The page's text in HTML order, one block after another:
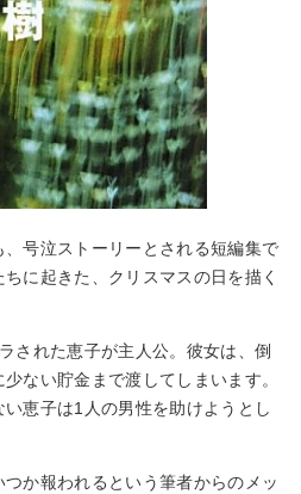
号泣ストーリーとされる短編集で
に起きた、クリスマスの日を描く
された恵子が主人公。彼女は、倒
ない貯金まで渡してしまいます。
恵子は1人の男性を助けようとし
か報われるという筆者からのメッ